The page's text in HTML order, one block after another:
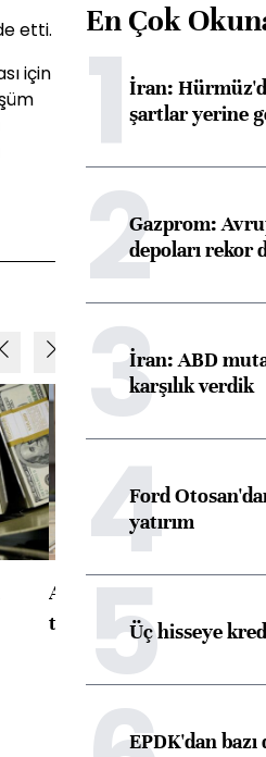
etti.
için
ABD'de konut
toparlandı
En Çok
1İran:
şartlar yerine
2Gazprom:
depoları rekor
3İran: ABD
karşılık verdik
4
Ford
yatırım
5Üç hisseye
EPDK'dan